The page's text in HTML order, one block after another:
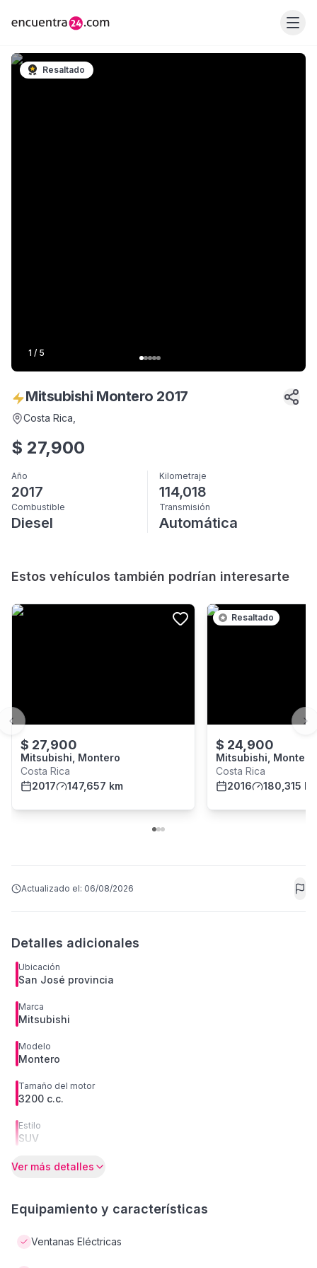
Resaltado
1 / 5
Mitsubishi Montero 2017
Costa Rica
$ 27,900
Año
2017
Kilometraje
114,018
Combustible
Diesel
Transmisión
Automática
Estos vehículos también podrían interesarte
$ 27,900
Mitsubishi, Montero
Costa Rica
2017
147,657 km
Resaltado
$ 24,900
Mitsubishi, Montero
Costa Rica
2016
180,315
Previous slide
Actualizado el: 06/08/2026
Detalles adicionales
Ubicación
San José provincia
Marca
Mitsubishi
Modelo
Montero
Tamaño del motor
3200 c.c.
Estilo
SUV
Ver más detalles
Equipamiento y características
Ventanas Eléctricas